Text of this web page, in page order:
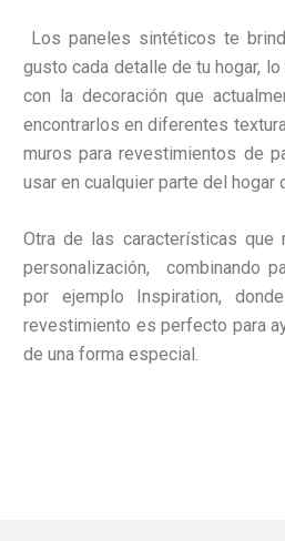
Los paneles sintéticos te
gusto cada detalle de tu hogar,
con la decoración que
encontrarlos en diferentes
muros para revestimientos de
usar en cualquier parte del hogar
Otra de las características
personalización, combinando
por ejemplo Inspiration,
revestimiento es perfecto para
de una forma especial.